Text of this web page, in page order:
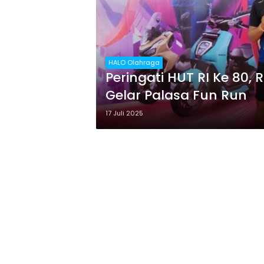
HALO Olahraga
Peringati HUT RI Ke
Gelar Palasa Fun Run
17 Juli 2025